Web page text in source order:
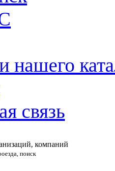
нашего
связь
компаний
поиск